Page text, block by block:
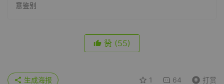
意鉴别
赞 (55)
1 64 打赏
生成海报